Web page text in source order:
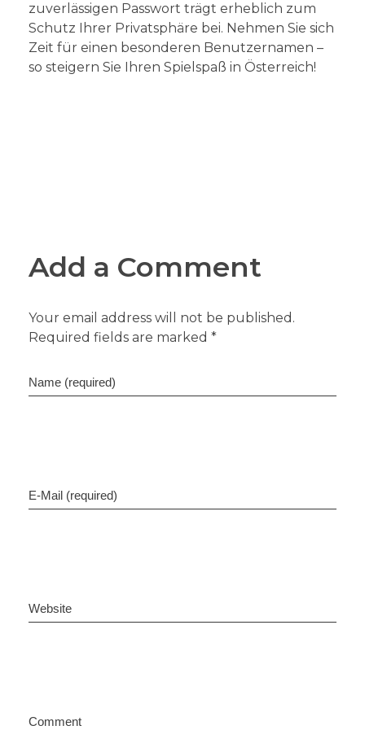
zuverlässigen Passwort trägt erheblich zum
Schutz Ihrer Privatsphäre bei. Nehmen Sie sich
Zeit für einen besonderen Benutzernamen –
so steigern Sie Ihren Spielspaß in Österreich!
Add a Comment
Your email address will not be published.
Required fields are marked *
Name (required)
E-Mail (required)
Website
Comment